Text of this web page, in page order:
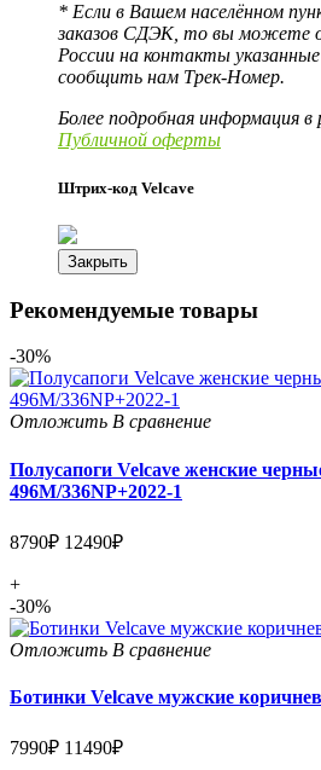
* Если в Вашем населённом
заказов СДЭК, то вы можете
России на контакты
сообщить нам Трек-Номер.
Более подробная информация в
Публичной оферты
Штрих-код Velcave
Закрыть
Рекомендуемые товары
-30%
Отложить В сравнение
Полусапоги Velcave женские
496M/336NP+2022-1
8790₽ 12490₽
+
-30%
Отложить В сравнение
Ботинки Velcave мужские
7990₽ 11490₽